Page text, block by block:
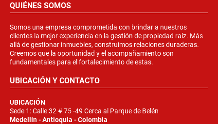
QUIÉNES SOMOS
Somos una empresa comprometida con brindar a nuestros
clientes la mejor experiencia en la gestión de propiedad raíz. Más
allá de gestionar inmuebles, construimos relaciones duraderas.
Creemos que la oportunidad y el acompañamiento son
fundamentales para el fortalecimiento de estas.
UBICACIÓN Y CONTACTO
UBICACIÓN
Sede 1: Calle 32 # 75 -49 Cerca al Parque de Belén
Medellín - Antioquia - Colombia